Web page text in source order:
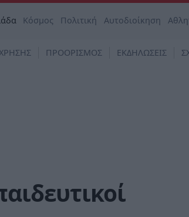
Κόσμος Πολιτική Αυτοδιοίκηση
ΠΡΟΟΡΙΣΜΟΣ ΕΚΔΗΛΩΣΕΙΣ